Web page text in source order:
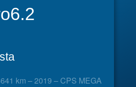
km – 2019 – CPS MEGA